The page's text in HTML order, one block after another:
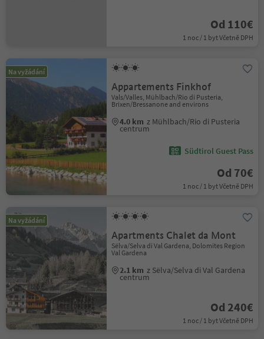
Od 110€
1 noc / 1 byt Včetně DPH
Na vyžádání
Appartements Finkhof
Vals/Valles, Mühlbach/Rio di Pusteria,
Brixen/Bressanone and environs
4.0 km z Mühlbach/Rio di Pusteria
centrum
Südtirol Guest Pass
Od 70€
1 noc / 1 byt Včetně DPH
Na vyžádání
Apartments Chalet da Mont
Sëlva/Selva di Val Gardena, Dolomites Region
Val Gardena
2.1 km z Sëlva/Selva di Val Gardena
centrum
Od 240€
1 noc / 1 byt Včetně DPH